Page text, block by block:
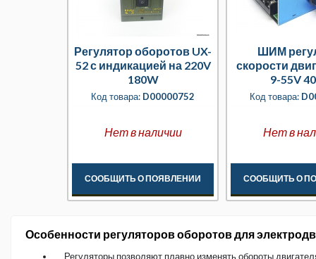
Регулятор оборотов UX-
52 с индикацией на 220V
180W
Код товара: D00000752
Нет в наличии
СООБЩИТЬ О ПОЯВЛЕНИИ
ШИМ
скорости
9-55V
Код товара:
Нет в
СООБЩИТЬ О
Особенности регуляторов оборотов для
Регуляторы позволяют плавно изменять обороты